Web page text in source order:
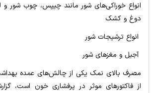
انواع خوراکی‌های شور مانند چیپس، چوب شور و
دوغ و کشک
انواع ترشیجات شور
آجیل و مغزهای شور
مصرف بالای نمک یکی از چالش‌های عمده
از فاکتورهای موثر در پرفشاری خون است،